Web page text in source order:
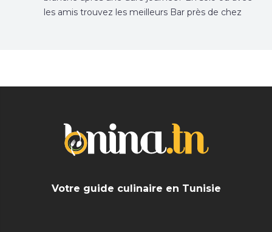
les amis trouvez les meilleurs Bar près de chez
Votre guide culinaire en Tunisie